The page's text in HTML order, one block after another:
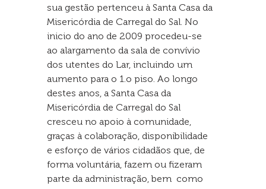
sua gestão pertenceu à Santa Casa da
Misericórdia de Carregal do Sal. No
inicio do ano de 2009 procedeu-se
ao alargamento da sala de convívio
dos utentes do Lar, incluindo um
aumento para o 1.o piso. Ao longo
destes anos, a Santa Casa da
Misericórdia de Carregal do Sal
cresceu no apoio à comunidade,
graças à colaboração, disponibilidade
e esforço de vários cidadãos que, de
forma voluntária, fazem ou fizeram
parte da administração, bem como